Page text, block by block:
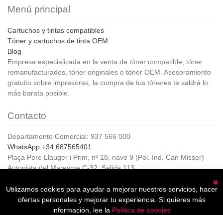
Menú principal
Cartuchos y tintas compatibles
Tóner y cartuchos de tinta OEM
Blog
Empresa especializada en la venta de tóner compatible, tóner
remanufacturados, tóner originales o tóner OEM. Asesoramiento
gratuito sobre impresoras, la compra de tus tóneres te saldrá lo
más barata posible.
Contacto
Departamento Comercial: 937 566 000
WhatsApp +34 687565401
Plaça Pere Llauger i Prim, nº 18, nave 9 (Pol. Ind. Can Misser)
Autopista del Maresme C-32, Salida 113
Horario de Atención al cliente:
De lunes a jueves de 8:00 a 17:00,
Viernes de 8:00 a 15:00
Utilizamos cookies para ayudar a mejorar nuestros servicios, hacer
ofertas personales y mejorar tu experiencia. Si quieres más
información, lee la Política de cookies